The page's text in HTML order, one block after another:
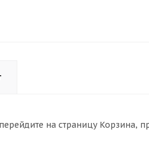
на страницу Корзина,